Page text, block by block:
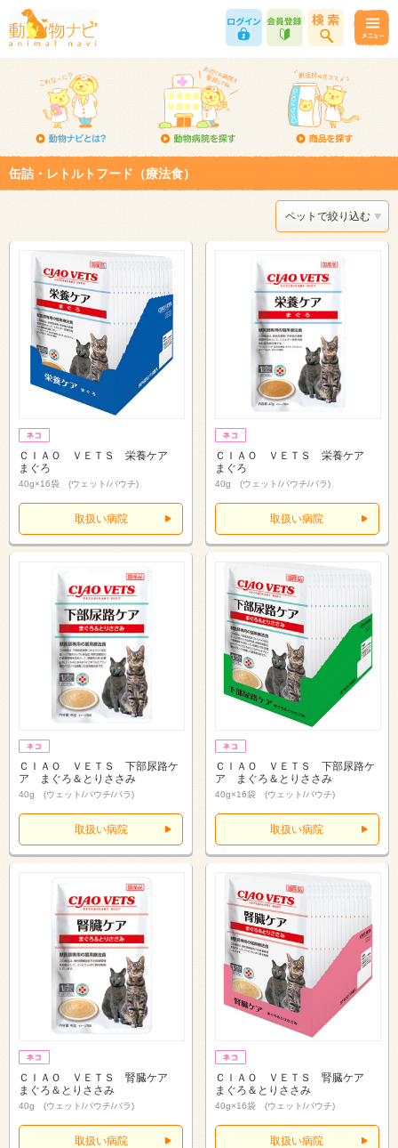
缶詰・レトルトフード（療法食）
ペットで絞り込む
ＣＩＡＯ ＶＥＴＳ 栄養ケア
まぐろ
40g×16袋 (ウェット/パウチ)
取扱い病院
ＣＩＡＯ ＶＥＴＳ 栄養ケア
まぐろ
40g (ウェット/パウチ/バラ)
取扱い病院
ＣＩＡＯ ＶＥＴＳ 下部尿路ケ
ア まぐろ＆とりささみ
40g (ウェット/パウチ/バラ)
取扱い病院
ＣＩＡＯ ＶＥＴＳ 下部尿路ケ
ア まぐろ＆とりささみ
40g×16袋 (ウェット/パウチ)
取扱い病院
ＣＩＡＯ ＶＥＴＳ 腎臓ケア
まぐろ＆とりささみ
40g (ウェット/パウチ/バラ)
取扱い病院
ＣＩＡＯ ＶＥＴＳ 腎臓ケア
まぐろ＆とりささみ
40g×16袋 (ウェット/パウチ)
取扱い病院